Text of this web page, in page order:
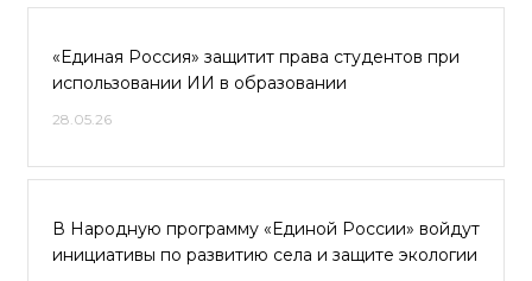
«Единая Россия» защитит права студентов при
использовании ИИ в образовании
28.05.26
В Народную программу «Единой России» войдут
инициативы по развитию села и защите экологии